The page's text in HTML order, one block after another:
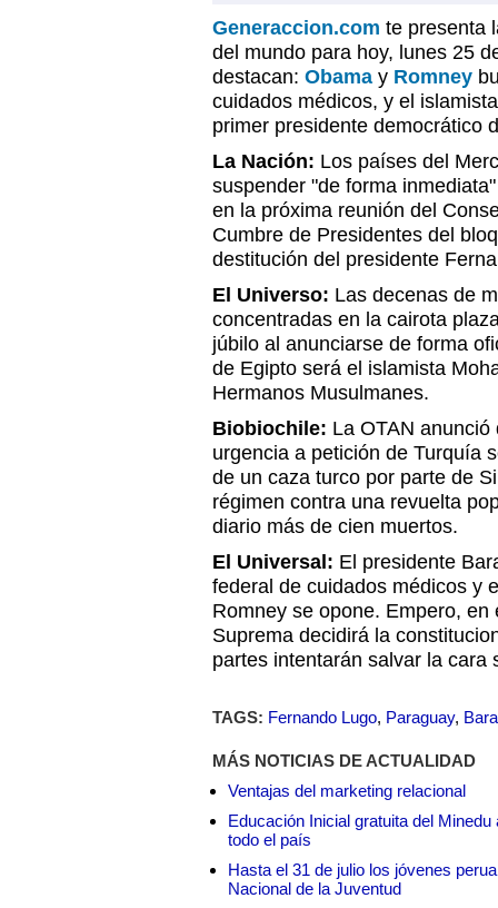
Generaccion.com te presenta
del mundo para hoy, lunes 25
destacan: Obama y Romney
cuidados médicos, y el
primer presidente democrático
La Nación: Los países del
suspender "de forma
en la próxima reunión del
Cumbre de Presidentes del
destitución del presidente
El Universo: Las decenas de
concentradas en la cairota
júbilo al anunciarse de forma
de Egipto será el islamista
Hermanos Musulmanes.
Biobiochile: La OTAN
urgencia a petición de Turquía
de un caza turco por parte de
régimen contra una revuelta
diario más de cien muertos.
El Universal : El presidente
federal de cuidados médicos y
Romney se opone. Empero, en
Suprema decidirá la
partes intentarán salvar la cara
TAGS: Fernando Lugo, Paraguay,
MÁS NOTICIAS DE ACTUALIDAD
Ventajas del marketing relacional
Educación Inicial gratuita del
todo el país
Hasta el 31 de julio los jóvenes
Nacional de la Juventud